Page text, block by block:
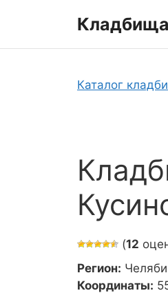
Кладбища
Каталог
(12
Регион:
Координаты: